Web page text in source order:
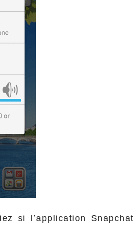
si l’application Snapchat